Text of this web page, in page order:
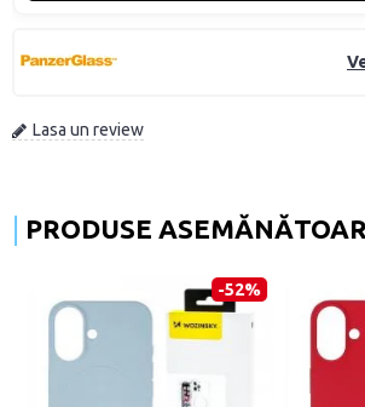
Lasa un review
PRODUSE
-52%